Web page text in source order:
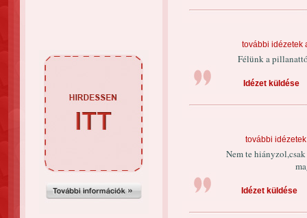
további idézetek
Félünk a
Idézet küldése
további
Nem te
Idézet küldése